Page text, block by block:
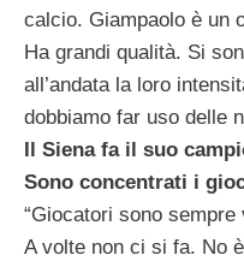
calcio. Giampaolo è un
Ha grandi qualità. Si
all’andata la loro
dobbiamo far uso delle
Il Siena fa il suo
Sono concentrati i
“Giocatori sono
A volte non ci si fa. No